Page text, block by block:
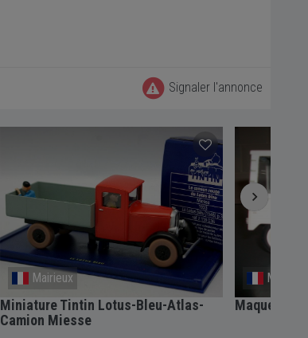
Signaler l'annonce
Macey
Maquettes auto moto
Mairieux
Miniature